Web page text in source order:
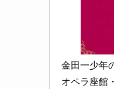
金田一少年
オペラ座館